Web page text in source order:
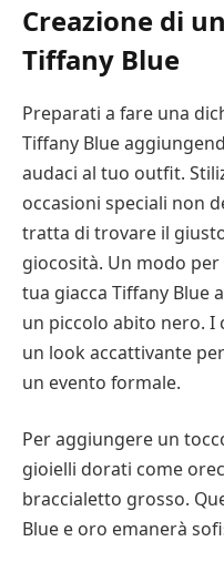
Creazione di
Tiffany Blue
Preparati a fare una
Tiffany Blue
audaci al tuo outfit.
occasioni speciali non
tratta di trovare il
giocosità. Un modo
tua giacca Tiffany Blue
un piccolo abito nero.
un look accattivante
un evento formale.
Per aggiungere un
gioielli dorati come
braccialetto grosso.
Blue e oro emanerà